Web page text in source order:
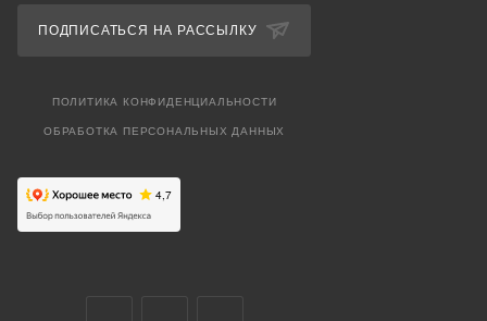
ПОДПИСАТЬСЯ НА РАССЫЛКУ
ПОЛИТИКА КОНФИДЕНЦИАЛЬНОСТИ
ОБРАБОТКА ПЕРСОНАЛЬНЫХ ДАННЫХ